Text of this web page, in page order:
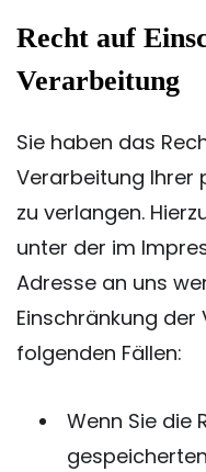
Recht auf
Verarbeitung
Sie haben das
Verarbeitung Ihrer
zu verlangen.
unter der im
Adresse an uns
Einschränkung
folgenden Fällen:
Wenn Sie die